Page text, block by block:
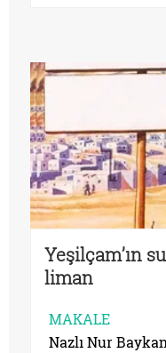
Yeşilçam’ın
liman
MAKALE
Nazlı Nur